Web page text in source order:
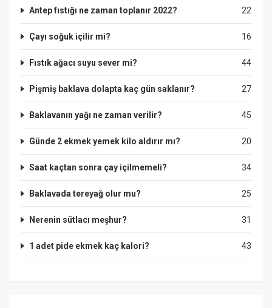
22
Antep fıstığı ne zaman toplanır 2022?
16
Çayı soğuk içilir mi?
44
Fıstık ağacı suyu sever mi?
27
Pişmiş baklava dolapta kaç gün saklanır?
45
Baklavanın yağı ne zaman verilir?
20
Günde 2 ekmek yemek kilo aldırır mı?
34
Saat kaçtan sonra çay içilmemeli?
25
Baklavada tereyağ olur mu?
31
Nerenin sütlacı meşhur?
43
1 adet pide ekmek kaç kalori?